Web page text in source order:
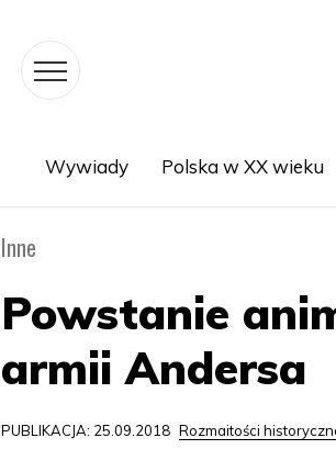
Wywiady Polska w XX wieku
Inne
Powstanie
armii Andersa
PUBLIKACJA: 25.09.2018 Rozmaitości